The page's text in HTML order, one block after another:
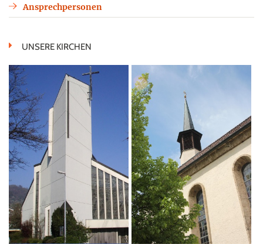
Ansprechpersonen
UNSERE KIRCHEN